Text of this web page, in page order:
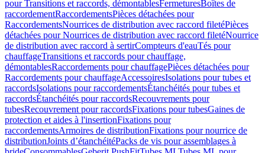
pour Transitions et raccords, démontablesFermeturesBoîtes de
raccordementRaccordementsPièces détachées pour
RaccordementsNourrices de distribution avec raccord filetéPièces
détachées pour Nourrices de distribution avec raccord filetéNourrice
de distribution avec raccord à sertirCompteurs d'eauTés pour
chauffageTransitions et raccords pour chauffage,
démontablesRaccordements pour chauffagePièces détachées pour
Raccordements pour chauffageAccessoiresIsolations pour tubes et
raccordsIsolations pour raccordementsÉtanchéités pour tubes et
raccordsÉtanchéités pour raccordsRecouvrements pour
tubesRecouvrement pour raccordsFixations pour tubesGaines de
protection et aides à l'insertionFixations pour
raccordementsArmoires de distributionFixations pour nourrice de
distributionJoints d’étanchéitéPacks de vis pour assemblages à